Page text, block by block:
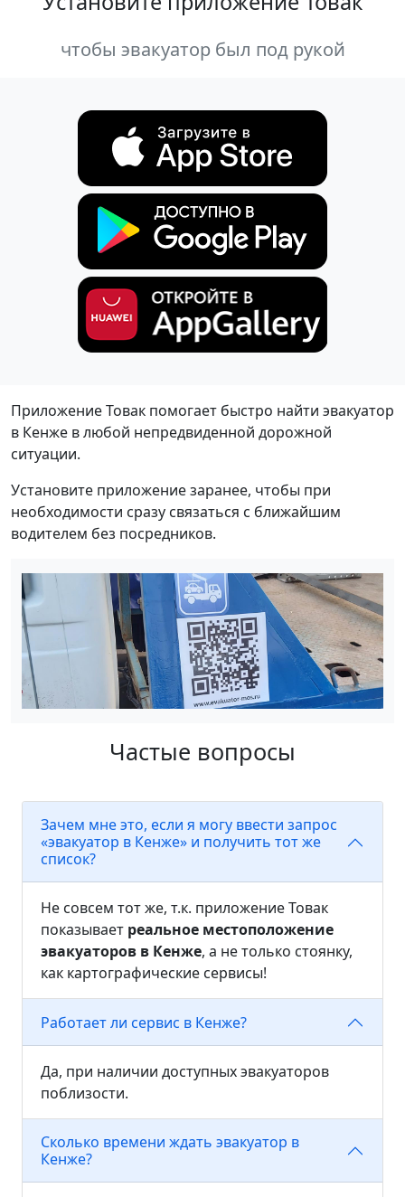
чтобы эвакуатор был под рукой
Приложение Товак помогает быстро найти эвакуатор
в Кенже в любой непредвиденной дорожной
ситуации.
Установите приложение заранее, чтобы при
необходимости сразу связаться с ближайшим
водителем без посредников.
Частые вопросы
Зачем мне это, если я могу ввести запрос
«эвакуатор в Кенже» и получить тот же
список?
Не совсем тот же, т.к. приложение Товак
показывает реальное местоположение
эвакуаторов в Кенже, а не только стоянку,
как картографические сервисы!
Работает ли сервис в Кенже?
Да, при наличии доступных эвакуаторов
поблизости.
Сколько времени ждать эвакуатор в
Кенже?